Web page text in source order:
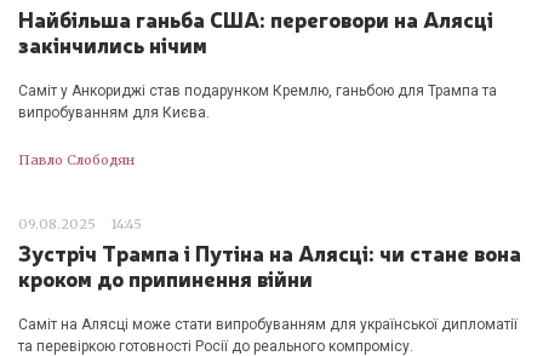
Найбільша ганьба США: переговори на Алясці
закінчились нічим
Саміт у Анкориджі став подарунком Кремлю, ганьбою для Трампа та
випробуванням для Києва.
Павло Слободян
09.08.2025 14:45
Зустріч Трампа і Путіна на Алясці: чи стане вона
кроком до припинення війни
Саміт на Алясці може стати випробуванням для української дипломатії
та перевіркою готовності Росії до реального компромісу.